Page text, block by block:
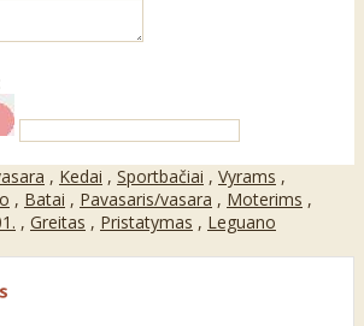
, Kedai , Sportbačiai , Vyrams ,
, Batai , Pavasaris/vasara , Moterims ,
, Greitas , Pristatymas , Leguano